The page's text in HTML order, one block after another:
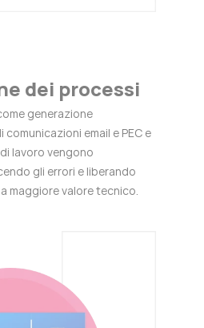
dei processi
generazione
email e PEC e
lavoro vengono
gli errori e liberando
maggiore valore tecnico.